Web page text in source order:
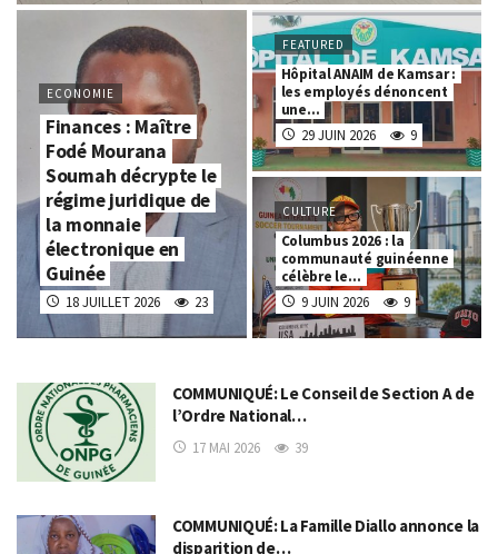
ECONOMIE
Finances : Maître
Fodé Mourana
Soumah décrypte le
régime juridique de
la monnaie
électronique en
Guinée
18 JUILLET 2026 23
FEATURED
Hôpital ANAIM de Kamsar :
les employés dénoncent
une…
29 JUIN 2026
9
CULTURE
Columbus 2026 : la
communauté guinéenne
célèbre le…
9 JUIN 2026
9
COMMUNIQUÉ: Le Conseil de Section A de
l’Ordre National…
17 MAI 2026 39
COMMUNIQUÉ: La Famille Diallo annonce la
disparition de…